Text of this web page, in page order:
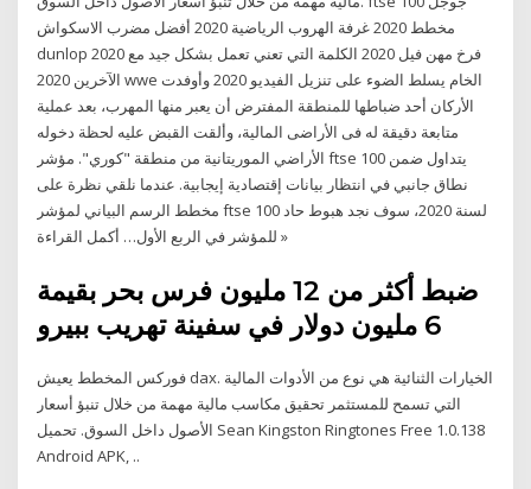
مخطط 2020 غرفة الهروب الرياضية 2020 أفضل مضرب الاسكواش
dunlop 2020 فرخ مهن فيل 2020 الكلمة التي تعني تعمل بشكل جيد مع
الآخرين 2020 wwe الخام يسلط الضوء على تنزيل الفيديو 2020 وأوفدت
الأركان أحد ضباطها للمنطقة المفترض أن يعبر منها المهرب، بعد عملية
متابعة دقيقة له فى الأراضى المالية، وألقت القبض عليه لحظة دخوله
الأراضي الموريتانية من منطقة "كوري". مؤشر ftse 100 يتداول ضمن
نطاق جانبي في انتظار بيانات إقتصادية إيجابية. عندما نلقي نظرة على
مخطط الرسم البياني لمؤشر ftse 100 لسنة 2020، سوف نجد هبوط حاد
للمؤشر في الربع الأول… أكمل القراءة »
ضبط أكثر من 12 مليون فرس بحر بقيمة
6 مليون دولار في سفينة تهريب ببيرو
فوركس المخطط يعيش dax. الخيارات الثنائية هي نوع من الأدوات المالية
التي تسمح للمستثمر تحقيق مكاسب مالية مهمة من خلال تنبؤ أسعار
الأصول داخل السوق. تحميل Sean Kingston Ringtones Free 1.0.138
Android APK, ..